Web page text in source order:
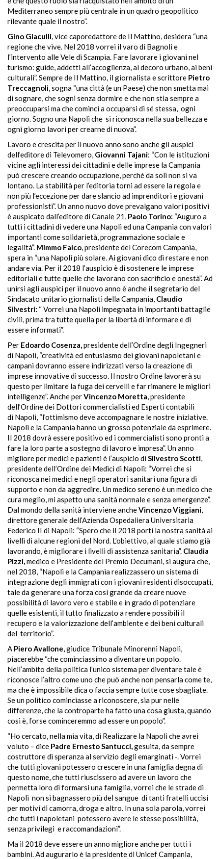
Mediterraneo sempre più centrale in un quadro geopolitico
rilevante quale il nostro”.
Gino Giaculli, vice caporedattore de Il Mattino, desidera “una
regione che vive. Nel 2018 vorrei il varo di Bagnoli e
l’intervento alle Vele di Scampia. Fare lavorare i giovani nel
turismo: guide, addettiall’accoglienza,al decoro urbano, ai beni
culturali”. Sempre de Il Mattino, il giornalista e scrittore Pietro
Treccagnoli, sogna “una città (e un Paese) che non smetta mai
di sognare, che sogni senza dormire e che non stia sempre a
preoccuparsi ma che cominci a occuparsi di sé stessa, ogni
giorno. Sogno una Napoli che si riconosca nella sua bellezza e
ogni giorno lavori per crearne di nuova”.
Lavoro e crescita per il nuovo anno sono anche gli auspici
dell’editore di Televomero, Giovanni Tajani: “Con le istituzioni
vicine agli interessi dei cittadini e delle imprese la Campania
può crescere creando occupazione, perché da soli non si va
lontano. La stabilità per l’editoria torni ad essere la regola e
non più l’eccezione per dare slancio ad imprenditori e giovani
professionisti”. Un anno nuovo dove prevalgano valori positivi
è auspicato dall’editore di Canale 21, Paolo Torino: “Auguro a
tutti i cittadini di vedere una Napoli ed una Campania con valori
importanti come solidarietà, programmazione sociale e
legalità”. Mimmo Falco, presidente del Corecom Campania,
spera in “una Napoli più solare. Ai giovani dico di restare e non
andare via. Per il 2018 l’auspicio è di sostenere le imprese
editoriali e tutte quelle che lavorano con sacrificio e onestà”. Ad
unirsi agli auspici per il nuovo anno è anche il segretario del
Sindacato unitario giornalisti della Campania, Claudio
Silvestri: “ Vorreiuna Napoli impegnata in importanti battaglie
civili, prima tra tutte quella per la libertà di informare e di
essere informati”.
Per Edoardo Cosenza,presidente dell’Ordine degli Ingegneri
di Napoli, “creatività ed entusiasmo dei giovani napoletani e
campani dovranno essere indirizzati verso la creazione di
imprese innovative di successo. Il nostro Ordine lavorerà su
questo per limitare la fuga dei cervelli e far rimanere le migliori
intelligenze”. Anche perVincenzo Moretta, presidente
dell’Ordine dei Dottori commercialisti ed Esperti contabili
di Napoli, “l’ottimismo deve accompagnare le nostre iniziative.
Napoli e la Campania hanno un grosso potenziale da esprimere.
Il 2018 dovrà essere positivo ed i commercialisti sono pronti a
fare la loro parte a sostegno di lavoro e impresa”. Un anno
migliore per medici e pazienti è l’auspicio diSilvestro Scotti,
presidente dell’Ordine dei Medici di Napoli: “Vorreiche si
riconosca nei medici e negli operatori sanitari una figura di
supporto e non da aggredire. Un medico sereno è un medico che
cura meglio, mi aspetto una sanità normale e senza emergenze”.
Dal mondo della sanità interviene ancheVincenzo Viggiani,
direttore generale dell’Azienda Ospedaliera Universitaria
Federico II di Napoli: “Spero che il 2018 porti la nostra sanità ai
livelli di alcune regioni del Nord. L’obiettivo, al quale stiamo già
lavorando, è migliorare i livelli di assistenza sanitaria”. Claudia
Pizzi,medico e Presidente del Premio Decumani, si augura che,
nel 2018, “Napoli e la Campania realizzassero un sistema di
integrazione degli immigrati con i giovani residenti disoccupati,
tale da generare una forza così grande da creare nuove
possibilità di lavoro vero e stabile e in grado di potenziare
quelle esistenti, il tutto finalizzato a rendere possibili il
recupero e la valorizzazione dell’ambiente e dei beni culturali
del territorio”.
A Piero Avallone,giudice Tribunale Minorenni Napoli,
piacerebbe “che cominciassimo a diventare un popolo.
Nell’ambito della politica l’unico sistema per diventare tale è
riconosce l’altro come uno che può anche non pensarla come te,
ma che è impossibile dica o faccia sempre tutte cose sbagliate.
Se un politico cominciasse a riconoscere, sia pur nelle
differenze, che la controparte ha fatto una cosa giusta, quando
così è, forse cominceremmo ad essere un popolo”.
“Ho cercato, nella mia vita, di Realizzare la Napoli che avrei
voluto – dice Padre Ernesto Santucci,gesuita, da sempre
costruttore di speranza al servizio degli emarginati -. Vorrei
che tutti giovani potessero crescere in una famiglia degna di
questo nome, che tutti riuscissero ad avere un lavoro che
permetta loro di formarsi una famiglia, vorrei che le strade di
Napoli non si bagnassero più del sangue di tanti fratelli uccisi
per motivi di camorra, droga e altro. In una sola parola, vorrei
che tutti i napoletani potessero avere le stesse possibilità,
senza privilegi e raccomandazioni”.
Ma il 2018 deve essere un anno migliore anche per tutti i
bambini. Ad augurarlo è la presidente di Unicef Campania,